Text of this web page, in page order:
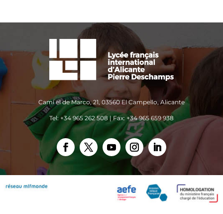
Camí el de Marco, 21, 03560 El Campello, Alicante
Tel: +34 965 262 508 | Fax: +34 965 659 938